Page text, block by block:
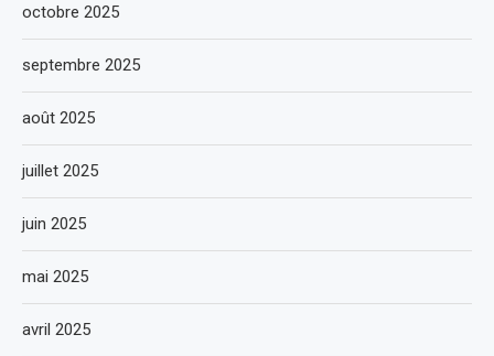
octobre 2025
septembre 2025
août 2025
juillet 2025
juin 2025
mai 2025
avril 2025